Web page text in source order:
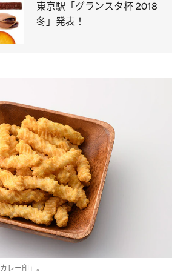
東京駅「グランスタ杯 2018
冬」発表！
レー印」。